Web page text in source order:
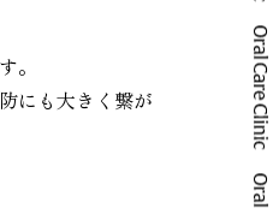
。
にも大きく繋が